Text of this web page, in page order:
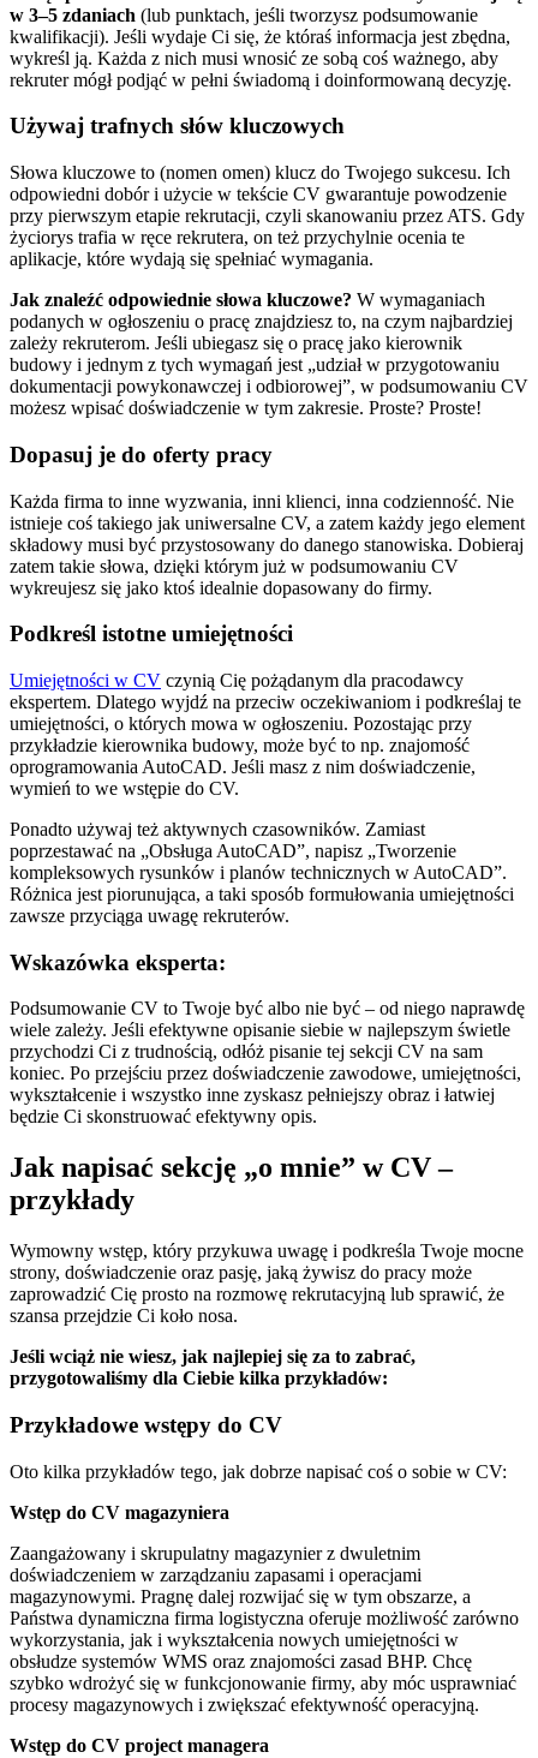
w 3–5 zdaniach (lub punktach, jeśli tworzysz podsumowanie
kwalifikacji). Jeśli wydaje Ci się, że któraś informacja jest zbędna,
wykreśl ją. Każda z nich musi wnosić ze sobą coś ważnego, aby
rekruter mógł podjąć w pełni świadomą i doinformowaną decyzję.
Używaj trafnych słów kluczowych
Słowa kluczowe to (nomen omen) klucz do Twojego sukcesu. Ich
odpowiedni dobór i użycie w tekście CV gwarantuje powodzenie
przy pierwszym etapie rekrutacji, czyli skanowaniu przez ATS. Gdy
życiorys trafia w ręce rekrutera, on też przychylnie ocenia te
aplikacje, które wydają się spełniać wymagania.
Jak znaleźć odpowiednie słowa kluczowe? W wymaganiach
podanych w ogłoszeniu o pracę znajdziesz to, na czym najbardziej
zależy rekruterom. Jeśli ubiegasz się o pracę jako kierownik
budowy i jednym z tych wymagań jest „udział w przygotowaniu
dokumentacji powykonawczej i odbiorowej”, w podsumowaniu CV
możesz wpisać doświadczenie w tym zakresie. Proste? Proste!
Dopasuj je do oferty pracy
Każda firma to inne wyzwania, inni klienci, inna codzienność. Nie
istnieje coś takiego jak uniwersalne CV, a zatem każdy jego element
składowy musi być przystosowany do danego stanowiska. Dobieraj
zatem takie słowa, dzięki którym już w podsumowaniu CV
wykreujesz się jako ktoś idealnie dopasowany do firmy.
Podkreśl istotne umiejętności
Umiejętności w CV czynią Cię pożądanym dla pracodawcy
ekspertem. Dlatego wyjdź na przeciw oczekiwaniom i podkreślaj te
umiejętności, o których mowa w ogłoszeniu. Pozostając przy
przykładzie kierownika budowy, może być to np. znajomość
oprogramowania AutoCAD. Jeśli masz z nim doświadczenie,
wymień to we wstępie do CV.
Ponadto używaj też aktywnych czasowników. Zamiast
poprzestawać na „Obsługa AutoCAD”, napisz „Tworzenie
kompleksowych rysunków i planów technicznych w AutoCAD”.
Różnica jest piorunująca, a taki sposób formułowania umiejętności
zawsze przyciąga uwagę rekruterów.
Wskazówka eksperta:
Podsumowanie CV to Twoje być albo nie być – od niego naprawdę
wiele zależy. Jeśli efektywne opisanie siebie w najlepszym świetle
przychodzi Ci z trudnością, odłóż pisanie tej sekcji CV na sam
koniec. Po przejściu przez doświadczenie zawodowe, umiejętności,
wykształcenie i wszystko inne zyskasz pełniejszy obraz i łatwiej
będzie Ci skonstruować efektywny opis.
Jak napisać sekcję „o mnie” w CV –
przykłady
Wymowny wstęp, który przykuwa uwagę i podkreśla Twoje mocne
strony, doświadczenie oraz pasję, jaką żywisz do pracy może
zaprowadzić Cię prosto na rozmowę rekrutacyjną lub sprawić, że
szansa przejdzie Ci koło nosa.
Jeśli wciąż nie wiesz, jak najlepiej się za to zabrać,
przygotowaliśmy dla Ciebie kilka przykładów:
Przykładowe wstępy do CV
Oto kilka przykładów tego, jak dobrze napisać coś o sobie w CV:
Wstęp do CV magazyniera
Zaangażowany i skrupulatny magazynier z dwuletnim
doświadczeniem w zarządzaniu zapasami i operacjami
magazynowymi. Pragnę dalej rozwijać się w tym obszarze, a
Państwa dynamiczna firma logistyczna oferuje możliwość zarówno
wykorzystania, jak i wykształcenia nowych umiejętności w
obsłudze systemów WMS oraz znajomości zasad BHP. Chcę
szybko wdrożyć się w funkcjonowanie firmy, aby móc usprawniać
procesy magazynowych i zwiększać efektywność operacyjną.
Wstęp do CV project managera